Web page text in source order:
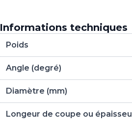
Informations techniques
Poids
Angle (degré)
Diamètre (mm)
Longeur de coupe ou